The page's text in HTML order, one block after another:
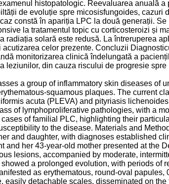
histopatologic. Reevaluarea anuală a
de evoluție spre micosisfungoides, cazuri
constă în apariția LPC la două generații. Se
la tratamentul topic cu corticosteroizi și
radiația solară este redusă. La întreruperea
celor prezente. Concluzii
monitorizarea clinică îndelungată a
leziunilor, din cauza riscului de progresie spre
a group of inflammatory skin diseases of
squamous plaques. The current
acuta (PLEVA) and pityriasis
of lymphoproliferative pathologies, with a
of familial PLC, highlighting their
to the disease. Materials and
and daughter, with diagnoses established
and her 43-year-old mother presented at the
lesions, accompanied by moderate,
a prolonged evolution, with periods of
as erythematous, round-oval papules,
easily detachable scales, disseminated on the